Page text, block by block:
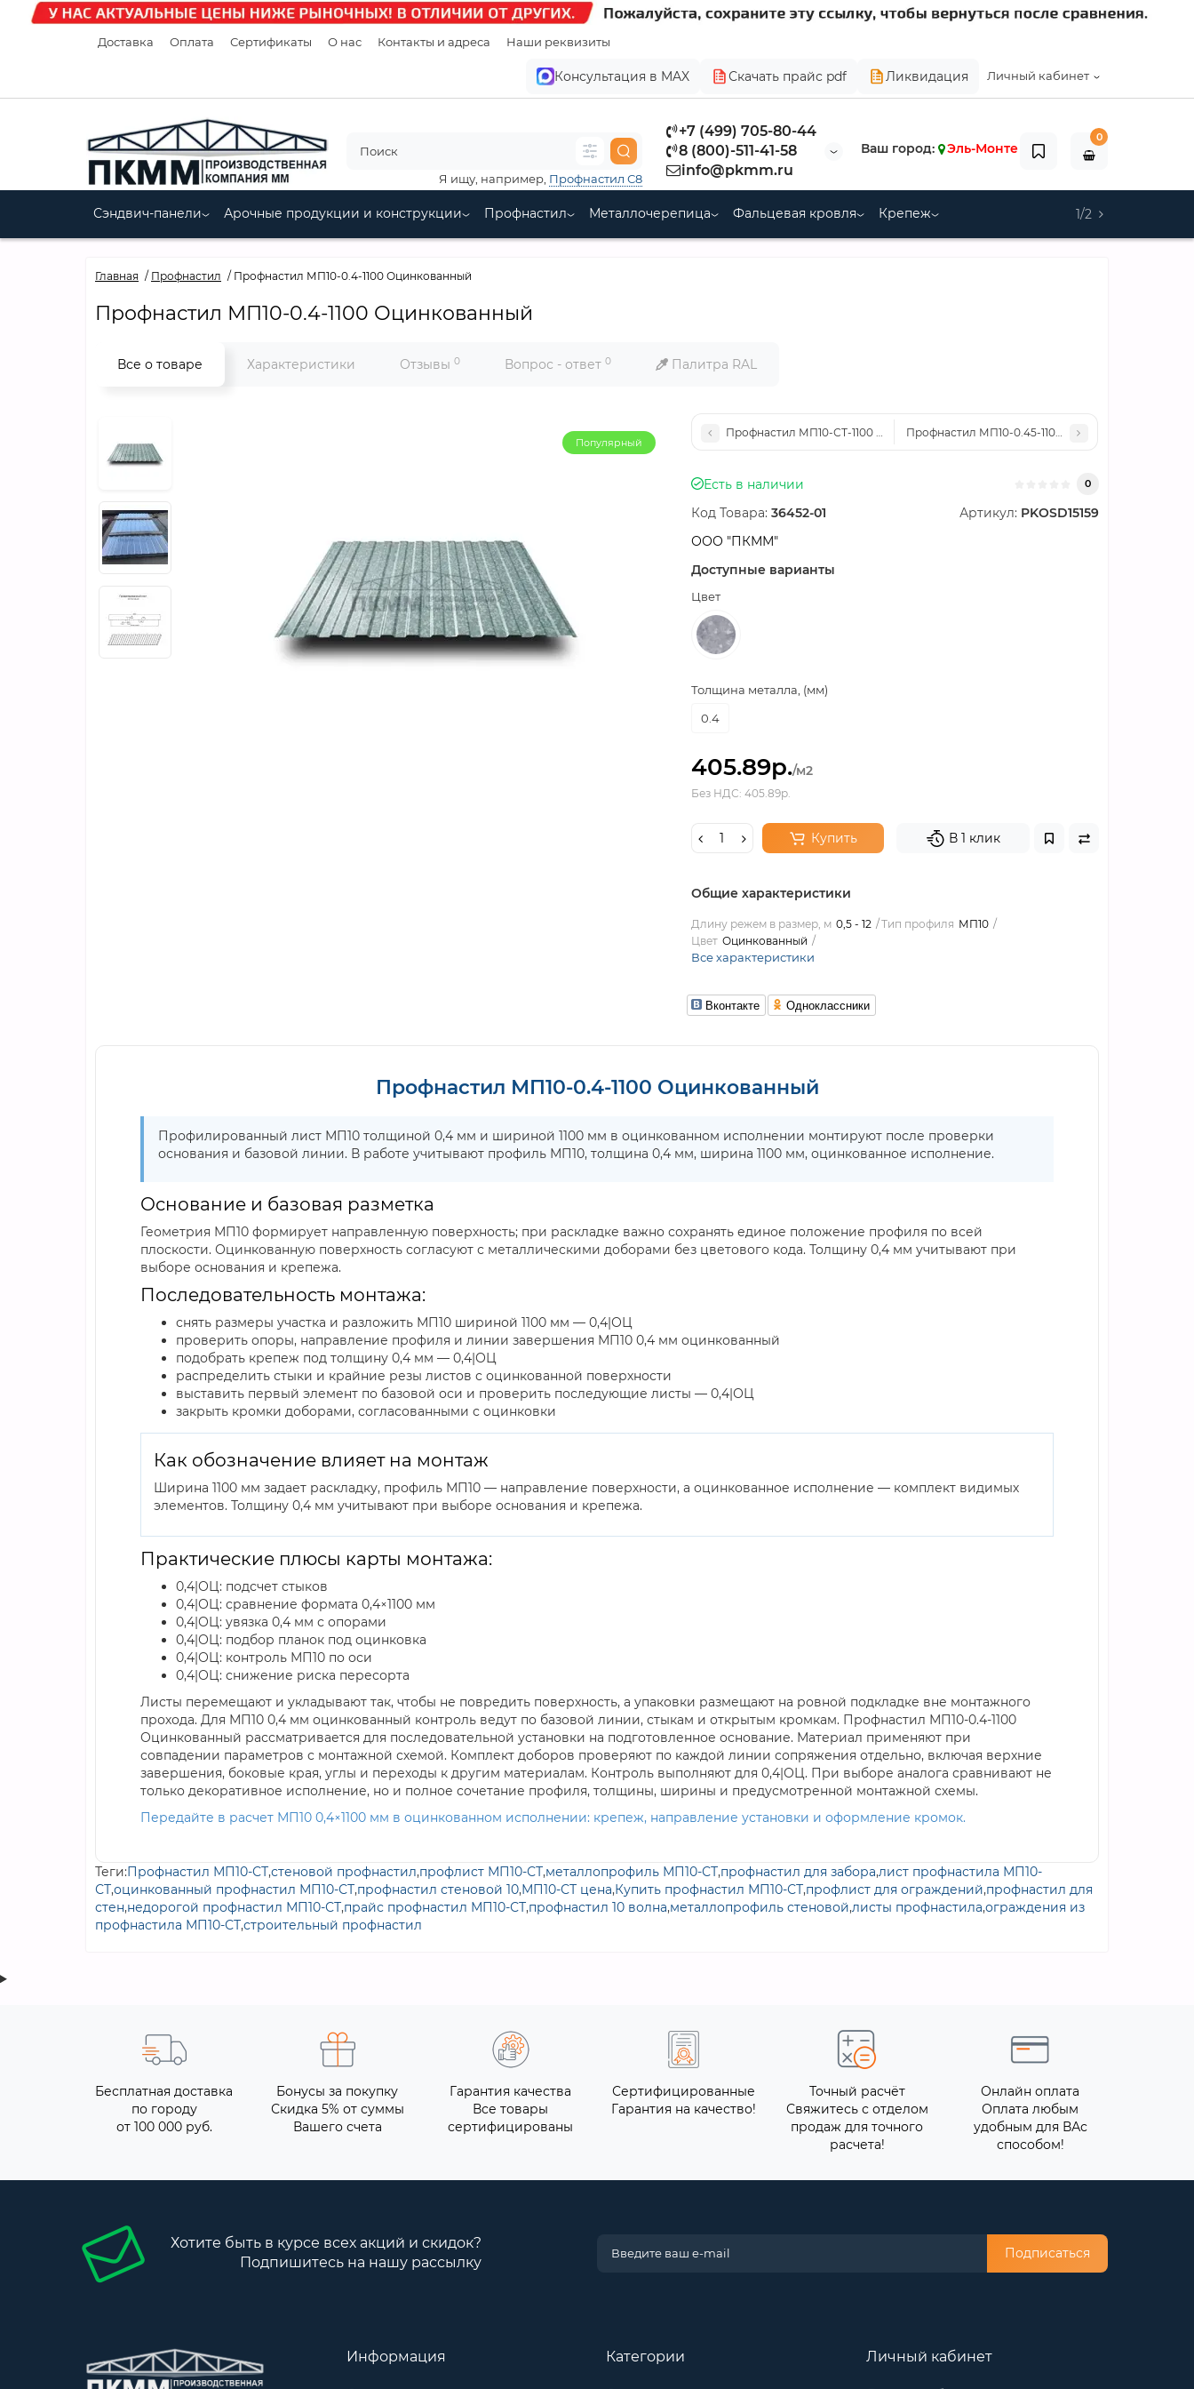
Доставка Оплата Сертификаты О нас Контакты и адреса Наши реквизиты
Личный кабинет
Консультация в MAX Скачать прайс pdf Ликвидация
+7 (499) 705-80-44
8 (800)-511-41-58
info@pkmm.ru
Я ищу, например, Профнастил С8
Ваш город: Эль-Монте
0
Сэндвич-панели Арочные продукции и конструкции Профнастил Металлочерепица Фальцевая кровля Крепеж 1/2
Главная Профнастил Профнастил МП10-0.4-1100 Оцинкованный
Профнастил МП10-0.4-1100 Оцинкованный
Все о товаре Характеристики Отзывы 0 Вопрос - ответ 0 Палитра RAL
Популярный
Профнастил МП10-СТ-1100 ОцинкованныйПрофнастил МП10-0.45-1100 Оцинкованный
Есть в наличии 0
Код Товара: 36452-01 Артикул: PKOSD15159
ООО "ПКММ"
Доступные варианты
Цвет
Толщина металла, (мм)
0.4
405.89р./м2
Без НДС: 405.89р.
Купить В 1 клик
Общие характеристики
Длину режем в размер, м 0,5 - 12 Тип профиля МП10
Цвет Оцинкованный
Все характеристики
Вконтакте Одноклассники
Профнастил МП10-0.4-1100 Оцинкованный
Профилированный лист МП10 толщиной 0,4 мм и шириной 1100 мм в оцинкованном исполнении монтируют после проверки
основания и базовой линии. В работе учитывают профиль МП10, толщина 0,4 мм, ширина 1100 мм, оцинкованное исполнение.
Основание и базовая разметка
Геометрия МП10 формирует направленную поверхность; при раскладке важно сохранять единое положение профиля по всей
плоскости. Оцинкованную поверхность согласуют с металлическими доборами без цветового кода. Толщину 0,4 мм учитывают при
выборе основания и крепежа.
Последовательность монтажа:
снять размеры участка и разложить МП10 шириной 1100 мм — 0,4|ОЦ
проверить опоры, направление профиля и линии завершения МП10 0,4 мм оцинкованный
подобрать крепеж под толщину 0,4 мм — 0,4|ОЦ
распределить стыки и крайние резы листов с оцинкованной поверхности
выставить первый элемент по базовой оси и проверить последующие листы — 0,4|ОЦ
закрыть кромки доборами, согласованными с оцинковки
Как обозначение влияет на монтаж
Ширина 1100 мм задает раскладку, профиль МП10 — направление поверхности, а оцинкованное исполнение — комплект видимых
элементов. Толщину 0,4 мм учитывают при выборе основания и крепежа.
Практические плюсы карты монтажа:
0,4|ОЦ: подсчет стыков
0,4|ОЦ: сравнение формата 0,4×1100 мм
0,4|ОЦ: увязка 0,4 мм с опорами
0,4|ОЦ: подбор планок под оцинковка
0,4|ОЦ: контроль МП10 по оси
0,4|ОЦ: снижение риска пересорта
Листы перемещают и укладывают так, чтобы не повредить поверхность, а упаковки размещают на ровной подкладке вне монтажного
прохода. Для МП10 0,4 мм оцинкованный контроль ведут по базовой линии, стыкам и открытым кромкам. Профнастил МП10-0.4-1100
Оцинкованный рассматривается для последовательной установки на подготовленное основание. Материал применяют при
совпадении параметров с монтажной схемой. Комплект доборов проверяют по каждой линии сопряжения отдельно, включая верхние
завершения, боковые края, углы и переходы к другим материалам. Контроль выполняют для 0,4|ОЦ. При выборе аналога сравнивают не
только декоративное исполнение, но и полное сочетание профиля, толщины, ширины и предусмотренной монтажной схемы.
Передайте в расчет МП10 0,4×1100 мм в оцинкованном исполнении: крепеж, направление установки и оформление кромок.
Теги:Профнастил МП10-СТ,стеновой профнастил,профлист МП10-СТ,металлопрофиль МП10-СТ,профнастил для забора,лист профнастила МП10-
СТ,оцинкованный профнастил МП10-СТ,профнастил стеновой 10,МП10-СТ цена,Купить профнастил МП10-СТ,профлист для ограждений,профнастил для
стен,недорогой профнастил МП10-СТ,прайс профнастил МП10-СТ,профнастил 10 волна,металлопрофиль стеновой,листы профнастила,ограждения из
профнастила МП10-СТ,строительный профнастил
Бесплатная доставка
по городу
от 100 000 руб.
Бонусы за покупку
Скидка 5% от суммы
Вашего счета
Гарантия качества
Все товары
сертифицированы
Сертифицированные
Гарантия на качество!
Точный расчёт
Свяжитесь с отделом
продаж для точного
расчета!
Онлайн оплата
Оплата любым
удобным для ВАс
способом!
Хотите быть в курсе всех акций и скидок?
Подпишитесь на нашу рассылку
Подписаться
Информация Категории Личный кабинет